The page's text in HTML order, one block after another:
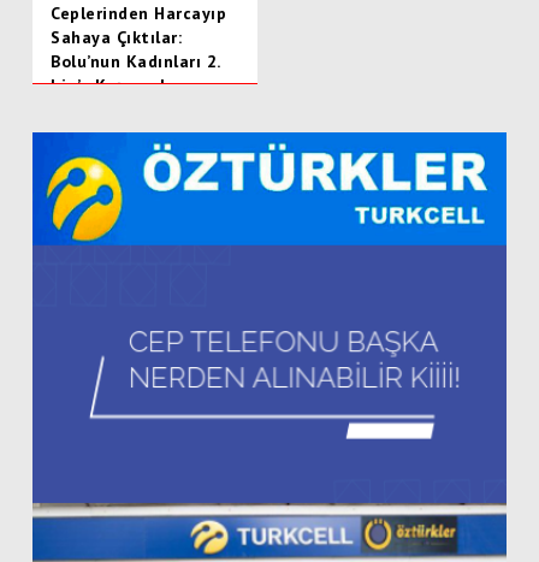
Ceplerinden Harcayıp
Sahaya Çıktılar:
Bolu’nun Kadınları 2.
Lig’e Koşuyor!